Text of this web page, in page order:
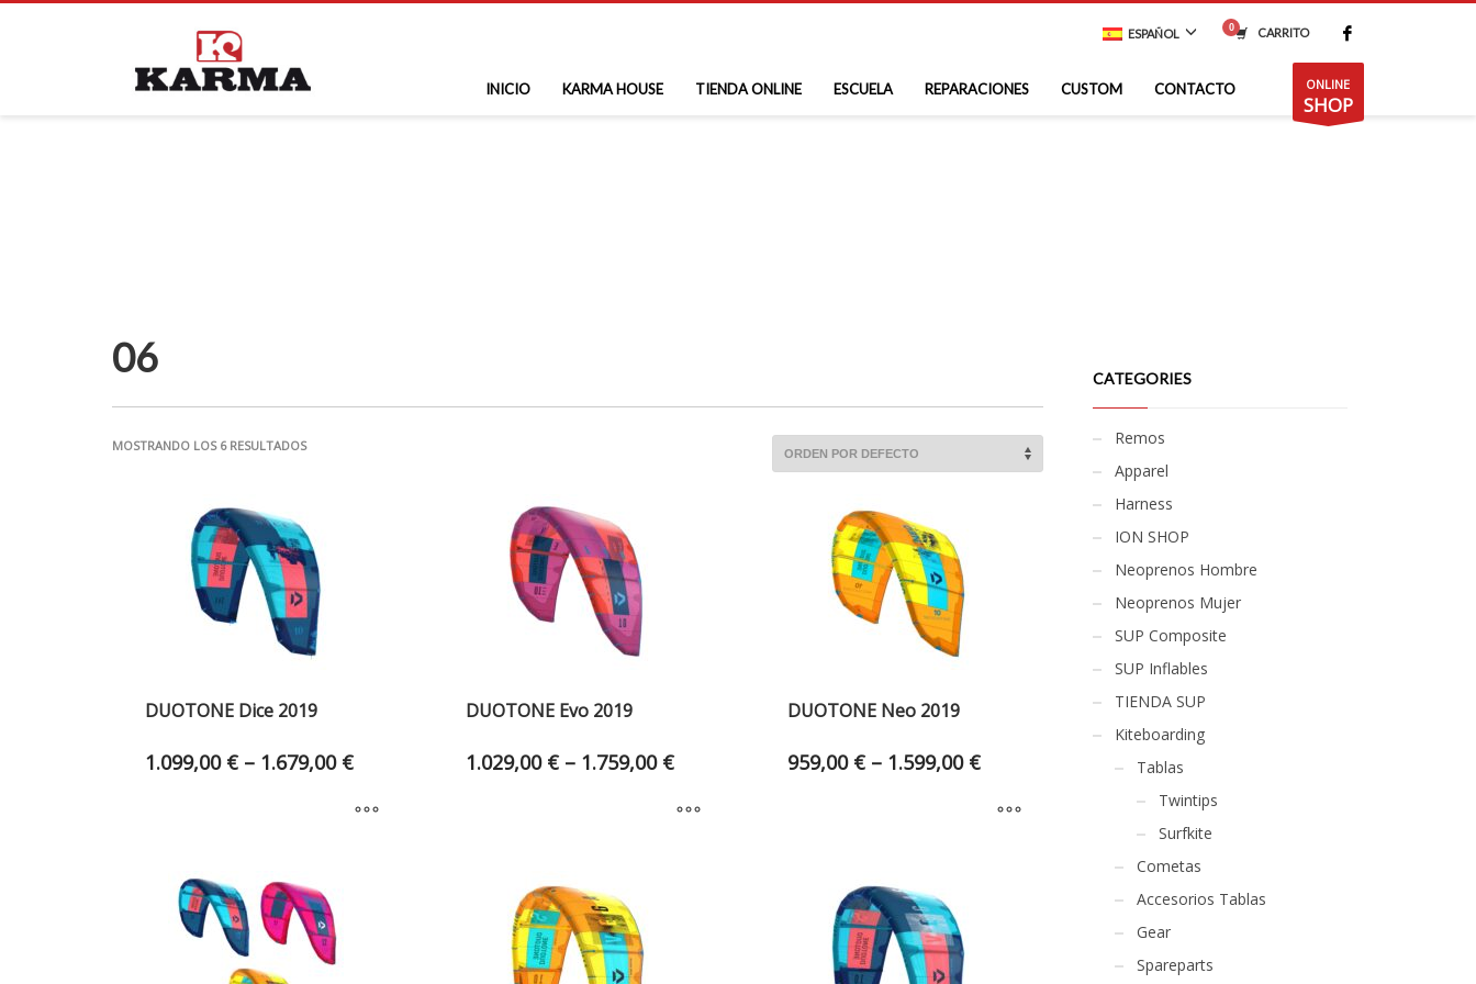
ESPAÑOL CARRITO
INICIO KARMA HOUSE TIENDA ONLINE ESCUELA REPARACIONES CUSTOM CONTACTO ONLINE
SHOP
06
MOSTRANDO LOS 6 RESULTADOS
DUOTONE Dice 2019
1.099,00 € – 1.679,00 €
DUOTONE Evo 2019
1.029,00 € – 1.759,00 €
DUOTONE Neo 2019
959,00 €– 1.599,00 €
CATEGORIES
Remos
Apparel
Harness
ION SHOP
Neoprenos Hombre
Neoprenos Mujer
SUP Composite
SUP Inflables
TIENDA SUP
Kiteboarding
Tablas
Twintips
Surfkite
Cometas
Accesorios Tablas
Gear
Spareparts